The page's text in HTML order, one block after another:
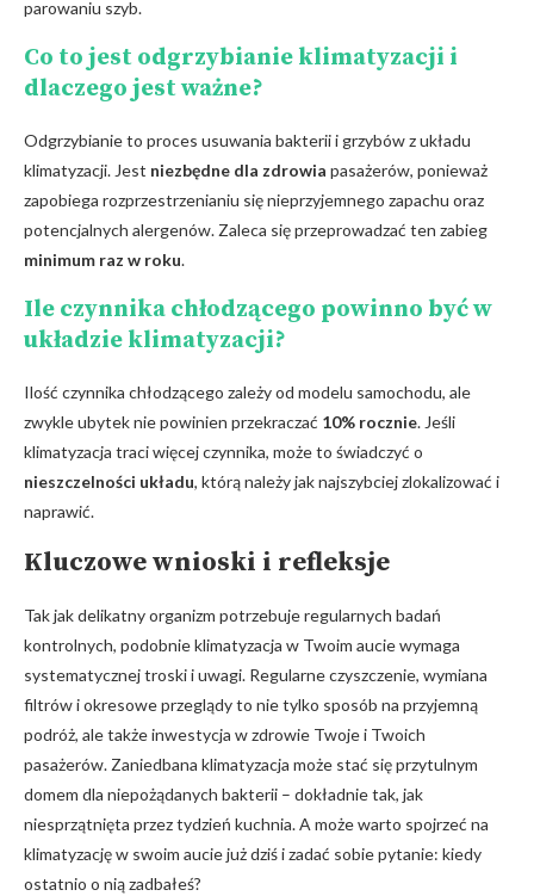
parowaniu szyb.
Co to jest odgrzybianie klimatyzacji i
dlaczego jest ⁢ważne?
Odgrzybianie ​to proces usuwania bakterii i grzybów z układu
klimatyzacji. Jest niezbędne dla zdrowia pasażerów, ponieważ
zapobiega rozprzestrzenianiu się‍ nieprzyjemnego zapachu⁢ oraz
potencjalnych alergenów.‌ Zaleca się ‌przeprowadzać ten zabieg
minimum raz w⁢ roku.
Ile czynnika chłodzącego‍ powinno być ​w
układzie klimatyzacji?
Ilość czynnika chłodzącego zależy od modelu samochodu, ale
zwykle ubytek nie powinien przekraczać 10% rocznie. Jeśli
klimatyzacja traci więcej czynnika, może to świadczyć o
nieszczelności układu, którą należy jak najszybciej ​zlokalizować i
naprawić.
Kluczowe wnioski i refleksje
Tak⁣ jak delikatny organizm potrzebuje regularnych badań
kontrolnych, podobnie klimatyzacja w Twoim aucie ‍wymaga
systematycznej‌ troski i uwagi. Regularne czyszczenie, wymiana
filtrów i okresowe przeglądy to nie⁤ tylko sposób na przyjemną
podróż, ale także inwestycja w zdrowie Twoje ⁤i Twoich
pasażerów. Zaniedbana klimatyzacja może stać się ‍przytulnym
domem dla niepożądanych bakterii – dokładnie tak, jak
niesprzątnięta przez tydzień kuchnia. A może warto spojrzeć na
klimatyzację w‌ swoim aucie ‌już dziś i zadać⁣ sobie pytanie: kiedy
ostatnio o nią zadbałeś?